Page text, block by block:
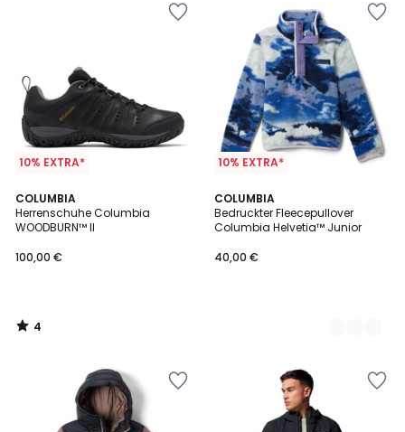
10% EXTRA*
COLUMBIA
Herrenschuhe Columbia
WOODBURN™ II
100,00 €
4
/
5
4
/
10% EXTRA*
COLUMBIA
Bedruckter Fleecepullover
Columbia Helvetia™ Junior
40,00 €
2
Farben